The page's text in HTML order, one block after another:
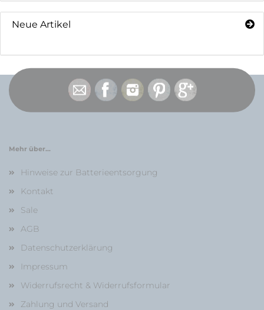
Neue Artikel
Mehr über...
Hinweise zur Batterieentsorgung
Kontakt
Sale
AGB
Datenschutzerklärung
Impressum
Widerrufsrecht & Widerrufsformular
Zahlung und Versand